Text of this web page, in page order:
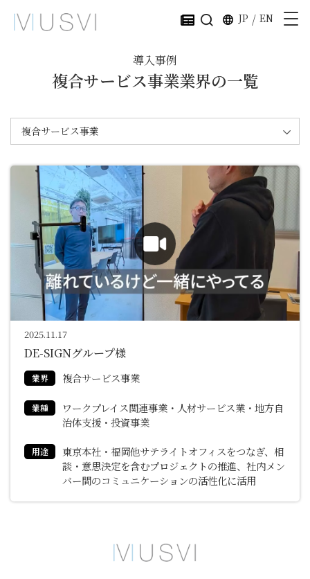
JP / EN
導入事例
複合サービス事業業界の一覧
複合サービス事業
2025.11.17
DE-SIGNグループ様
業界 複合サービス事業
業種
ワークプレイス関連事業・人材サービス業・地方自
治体支援・投資事業
用途
東京本社・福岡他サテライトオフィスをつなぎ、相
談・意思決定を含むプロジェクトの推進、社内メン
バー間のコミュニケーションの活性化に活用